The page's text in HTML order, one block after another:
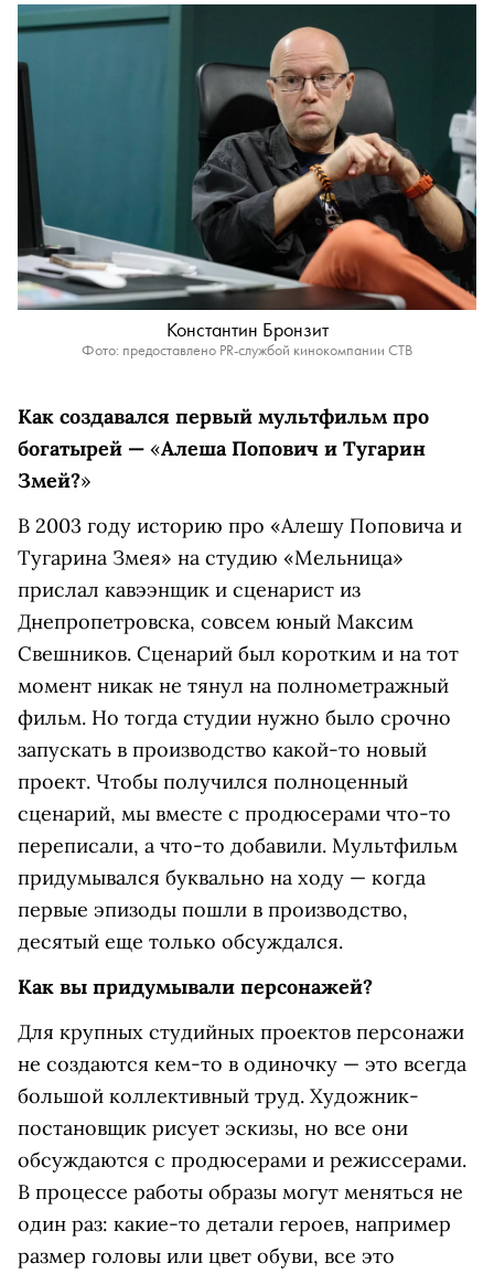
Константин Бронзит
Фото: предоставлено PR-службой кинокомпании СТВ
Как создавался первый мультфильм про
богатырей — «Алеша Попович и Тугарин
Змей?»
В 2003 году историю про «Алешу Поповича и
Тугарина Змея» на студию «Мельница»
прислал кавээнщик и сценарист из
Днепропетровска, совсем юный Максим
Свешников. Сценарий был коротким и на тот
момент никак не тянул на полнометражный
фильм. Но тогда студии нужно было срочно
запускать в производство какой-то новый
проект. Чтобы получился полноценный
сценарий, мы вместе с продюсерами что-то
переписали, а что-то добавили. Мультфильм
придумывался буквально на ходу — когда
первые эпизоды пошли в производство,
десятый еще только обсуждался.
Как вы придумывали персонажей?
Для крупных студийных проектов персонажи
не создаются кем-то в одиночку — это всегда
большой коллективный труд. Художник-
постановщик рисует эскизы, но все они
обсуждаются с продюсерами и режиссерами.
В процессе работы образы могут меняться не
один раз: какие-то детали героев, например
размер головы или цвет обуви, все это